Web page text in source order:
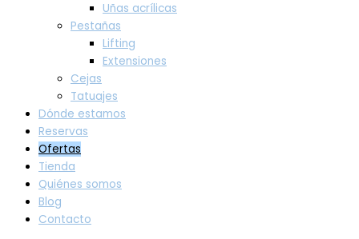
Uñas acrílicas
Pestañas
Lifting
Extensiones
Cejas
Tatuajes
Dónde estamos
Reservas
Ofertas
Tienda
Quiénes somos
Blog
Contacto